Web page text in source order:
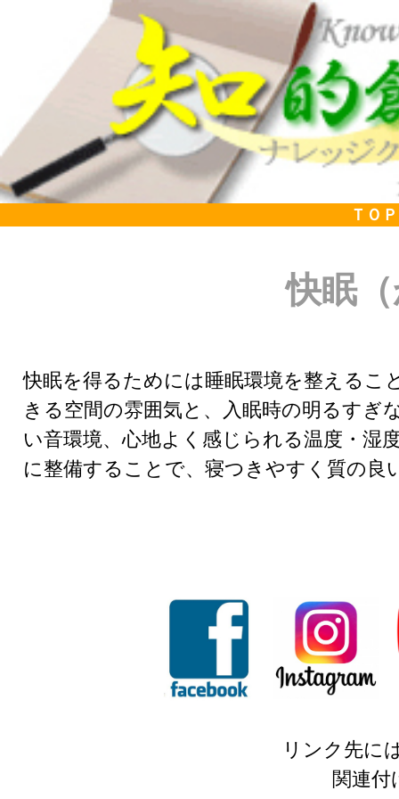
ＴＯＰ
快眠
快眠を得るためには睡眠環境を整える
きる空間の雰囲気と、入眠時の明るすぎ
い音環境、心地よく感じられる温度・湿
に整備することで、寝つきやすく質の良
リンク先に
関連